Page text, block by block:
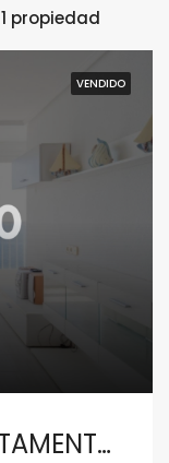
1 propiedad
VENDIDO
ESPECTACULAR APARTAMENTO EN JAVEA CON VISTAS UNICAS AL MEDITERRANEO